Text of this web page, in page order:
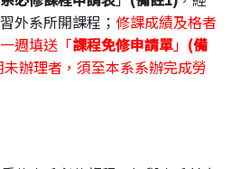
外系所開課程； 修課成績及格者
週填送「課程免修申請單」 (備
辦理者，須至本系系辦完成勞